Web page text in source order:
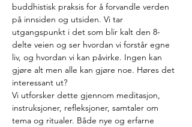
buddhistisk praksis for å forvandle verden
på innsiden og utsiden. Vi tar
utgangspunkt i det som blir kalt den 8-
delte veien og ser hvordan vi forstår egne
liv, og hvordan vi kan påvirke. Ingen kan
gjøre alt men alle kan gjøre noe. Høres det
interessant ut?
Vi utforsker dette gjennom meditasjon,
instruksjoner, refleksjoner, samtaler om
tema og ritualer. Både nye og erfarne